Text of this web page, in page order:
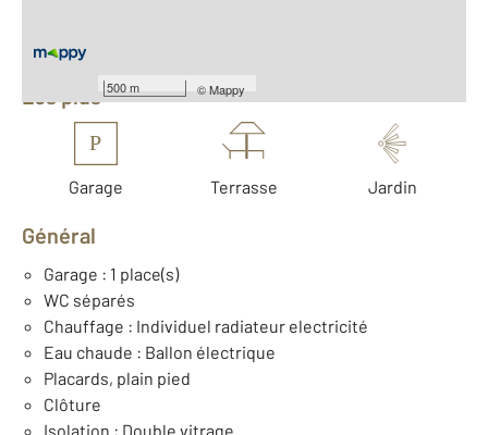
500 m ©Mappy
Équipements
Les plus
P
Garage Terrasse Jardin
Général
Garage : 1 place(s)
WC séparés
Chauffage : Individuel radiateur electricité
Eau chaude : Ballon électrique
Placards, plain pied
Clôture
Isolation : Double vitrage